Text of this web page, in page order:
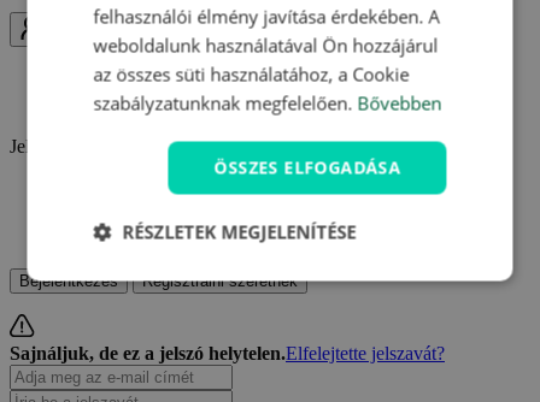
Bejelentkezés
Regisztrálni szeretnék
Jelentkezzen be és használja ki a Travelking minden előnyét.
Hűségpontok gyűjtése
Vásárlások áttekintése
Bejelentkezés Regisztrálni szeretnék
Sajnáljuk, de ez a jelszó helytelen.Elfelejtette jelszavát?
felhasználói élmény javítása érdekében. A
weboldalunk használatával Ön hozzájárul
az összes süti használatához, a Cookie
szabályzatunknak megfelelően. Bővebben
ÖSSZES ELFOGADÁSA
RÉSZLETEK MEGJELENÍTÉSE